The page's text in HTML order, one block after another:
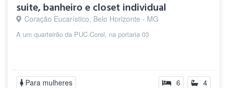
suite, banheiro e closet individual
Coração Eucarístico, Belo Horizonte - MG
A um quarteirão da PUC Corel, na portaria 03
Para mulheres 6 4